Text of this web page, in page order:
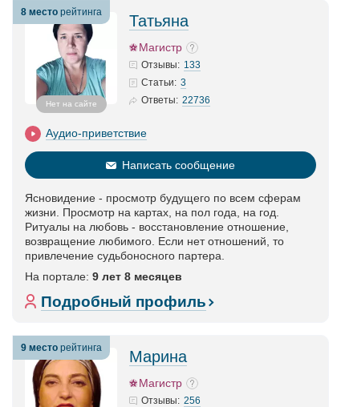
8 место рейтинга
Нет на сайте
Татьяна
Магистр
Отзывы: 133
Статьи: 3
Ответы: 22736
Аудио-приветствие
Написать сообщение
Ясновидение - просмотр будущего по всем сферам
жизни. Просмотр на картах, на пол года, на год.
Ритуалы на любовь - восстановление отношение,
возвращение любимого. Если нет отношений, то
привлечение судьбоносного партера.
На портале: 9 лет 8 месяцев
Подробный профиль
9 место рейтинга Марина
Магистр
Отзывы: 256